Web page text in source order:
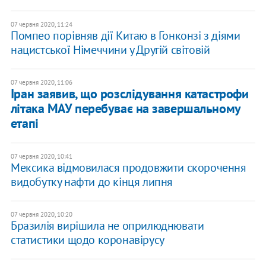
07 червня 2020, 11:24
Помпео порівняв дії Китаю в Гонконзі з діями
нацистської Німеччини у Другій світовій
07 червня 2020, 11:06
Іран заявив, що розслідування катастрофи
літака МАУ перебуває на завершальному
етапі
07 червня 2020, 10:41
Мексика відмовилася продовжити скорочення
видобутку нафти до кінця липня
07 червня 2020, 10:20
Бразилія вирішила не оприлюднювати
статистики щодо коронавірусу